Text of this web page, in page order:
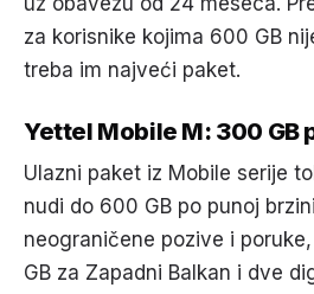
za korisnike kojima 600 GB
treba im najveći paket.
Yettel Mobile M: 300 GB
Ulazni paket iz Mobile serije
nudi do 600 GB po punoj
neograničene pozive i
GB za Zapadni Balkan i dve